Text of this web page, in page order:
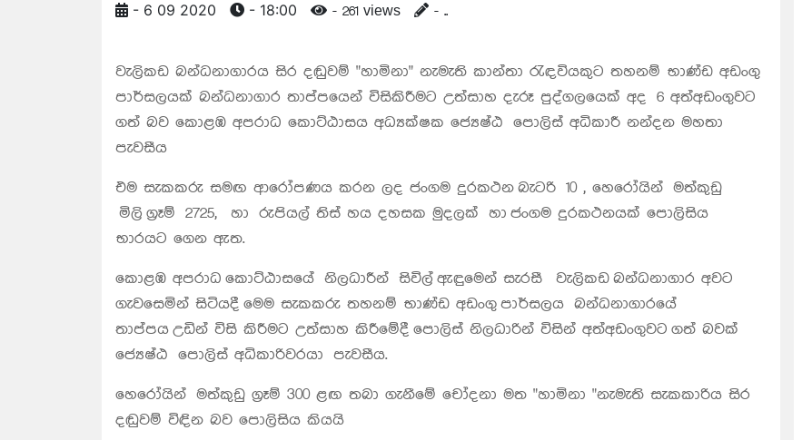
- 6 09 2020 - 18:00 - 261 views - ..
වැලිකඩ බන්ධනාගාරය සිර දඬුවම් "හාමිනා" නැමැති කාන්තා රැඳවියකුට තහනම් භාණ්ඩ අඩංගු
පාර්සලයක් බන්ධනාගාර තාප්පයෙන් විසිකිරීමට උත්සාහ දැරූ පුද්ගලයෙක් අද 6 අත්අඩංගුවට
ගත් බව කොළඹ අපරාධ කොට්ඨාසය අධ්‍යක්ෂක ජ්‍යෙෂ්ඨ පොලිස් අධිකාරී නන්දන මහතා
පැවසීය
එම සැකකරු සමඟ ආරෝපණය කරන ලද ජංගම දුරකථන බැටරි 10 , හෙරෝයින් මත්කුඩු
මිලි ග්‍රෑම් 2725, හා රුපියල් තිස් හය දහසක මුදලක් හා ජංගම දුරකථනයක් පොලිසිය
භාරයට ගෙන ඇත.
කොළඹ අපරාධ කොට්ඨාසයේ නිලධාරීන් සිවිල් ඇඳුමෙන් සැරසී වැලිකඩ බන්ධනාගාර අවට
ගැවසෙමින් සිටියදී මෙම සැකකරු තහනම් භාණ්ඩ අඩංගු පාර්සලය බන්ධනාගාරයේ
තාප්පය උඩින් විසි කිරීමට උත්සාහ කිරීමේදී පොලිස් නිලධාරින් විසින් අත්අඩංගුවට ගත් බවක්
ජ්‍යෙෂ්ඨ පොලිස් අධිකාරිවරයා පැවසීය.
හෙරෝයින් මත්කුඩු ග්‍රෑම් 300 ළඟ තබා ගැනීමේ චෝදනා මත "හාමිනා "නැමැති සැකකාරිය සිර
දඬුවම් විඳින බව පොලිසිය කියයි